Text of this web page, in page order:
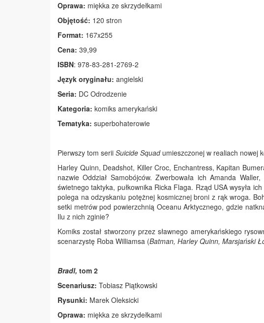
Oprawa: miękka ze skrzydełkami
Objętość: 120 stron
Format: 167x255
Cena: 39,99
ISBN: 978-83-281-2769-2
Język oryginału: angielski
Seria: DC Odrodzenie
Kategoria: komiks amerykański
Tematyka: superbohaterowie
Pierwszy tom serii Suicide Squadumieszczonej w realiach nowej
Harley Quinn, Deadshot, Killer Croc, Enchantress, Kapitan
nazwie Oddział Samobójców. Zwerbowała ich Amanda
świetnego taktyka, pułkownika Ricka Flaga. Rząd USA wysyła
polega na odzyskaniu potężnej kosmicznej broni z rąk wroga.
setki metrów pod powierzchnią Oceanu Arktycznego, gdzie
Ilu z nich zginie?
Komiks został stworzony przez sławnego amerykańskiego
scenarzystę Roba Williamsa (Batman, Harley Quinn, Marsjański
Bradl, tom 2
Scenariusz: Tobiasz Piątkowski
Rysunki: Marek Oleksicki
Oprawa: miękka ze skrzydełkami